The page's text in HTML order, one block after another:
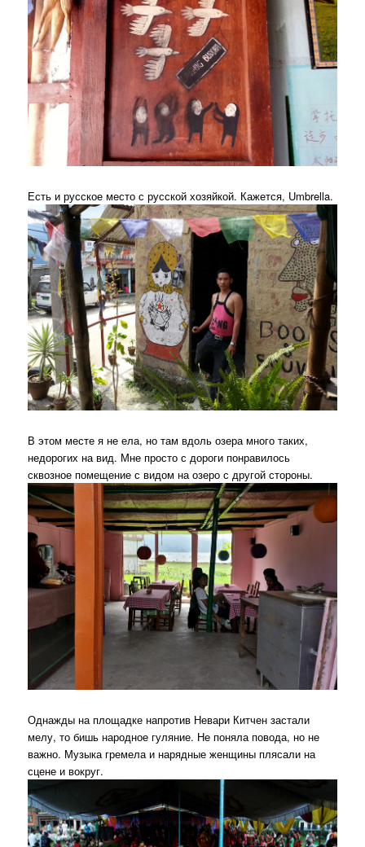
Есть и русское место с русской хозяйкой. Кажется, Umbrella.
В этом месте я не ела, но там вдоль озера много таких,
недорогих на вид. Мне просто с дороги понравилось
сквозное помещение с видом на озеро с другой стороны.
Однажды на площадке напротив Невари Китчен застали
мелу, то бишь народное гуляние. Не поняла повода, но не
важно. Музыка гремела и нарядные женщины плясали на
сцене и вокруг.